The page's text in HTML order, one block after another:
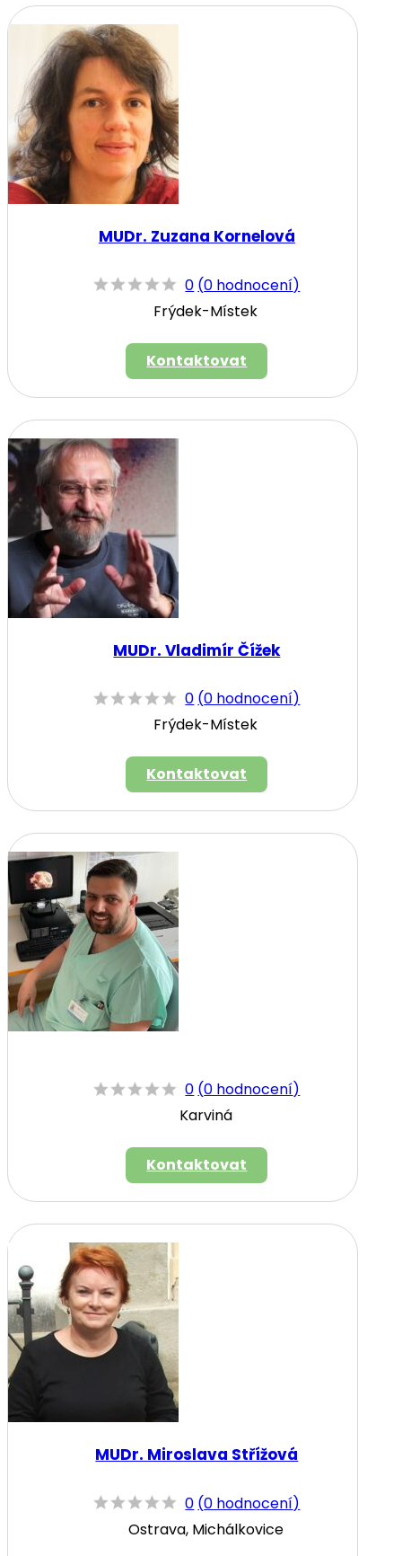
MUDr. Zuzana Kornelová
0 (0 hodnocení)
Frýdek-Místek
Kontaktovat
MUDr. Vladimír Čížek
0 (0 hodnocení)
Frýdek-Místek
Kontaktovat
0 (0 hodnocení)
Karviná
Kontaktovat
MUDr. Miroslava Střížová
0 (0 hodnocení)
Ostrava, Michálkovice